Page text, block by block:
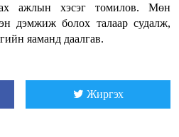
ажлын хэсэг томилов. Мөн
дэмжиж болох талаар судалж,
яаманд даалгав.
Жиргэх